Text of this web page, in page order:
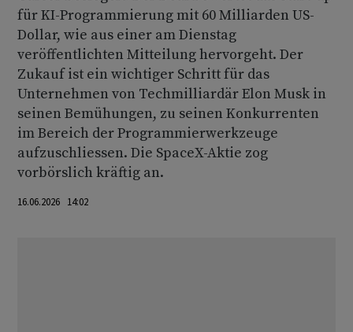
für KI-Programmierung mit 60 Milliarden US-
Dollar, wie aus einer am Dienstag
veröffentlichten Mitteilung hervorgeht. Der
Zukauf ist ein wichtiger Schritt für das
Unternehmen von Techmilliardär Elon Musk in
seinen Bemühungen, zu seinen Konkurrenten
im Bereich der Programmierwerkzeuge
aufzuschliessen. Die SpaceX-Aktie zog
vorbörslich kräftig an.
16.06.2026 14:02